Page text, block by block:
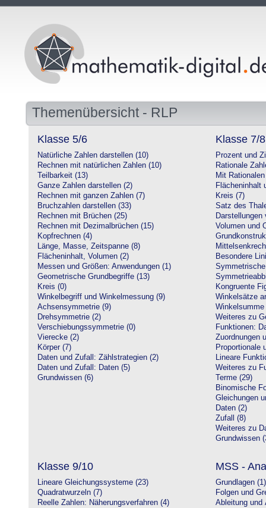
Themenübersicht - RLP
Klasse 5/6
Natürliche Zahlen darstellen (10)
Rechnen mit natürlichen Zahlen (10)
Teilbarkeit (13)
Ganze Zahlen darstellen (2)
Rechnen mit ganzen Zahlen (7)
Bruchzahlen darstellen (33)
Rechnen mit Brüchen (25)
Rechnen mit Dezimalbrüchen (15)
Kopfrechnen (4)
Länge, Masse, Zeitspanne (8)
Flächeninhalt, Volumen (2)
Messen und Größen: Anwendungen (1)
Geometrische Grundbegriffe (13)
Kreis (0)
Winkelbegriff und Winkelmessung (9)
Achsensymmetrie (9)
Drehsymmetrie (2)
Verschiebungssymmetrie (0)
Vierecke (2)
Körper (7)
Daten und Zufall: Zählstrategien (2)
Daten und Zufall: Daten (5)
Grundwissen (6)
Klasse 7/8
Prozent und
Rationale
Mit
Flächeninhalt
Kreis (7)
Satz des
Darstellungen
Volumen und
Besondere
Kongruente
Winkelsätze
Weiteres zu
Funktionen:
Zuordnungen
Proportionale
Lineare
Weiteres zu
Terme (29)
Binomische
Gleichungen
Daten (2)
Zufall (8)
Weiteres zu
Grundwissen
Klasse 9/10
Lineare Gleichungssysteme (23)
Quadratwurzeln (7)
Reelle Zahlen: Näherungsverfahren (4)
MSS -
Grundlagen (1)
Folgen und
Ableitung und